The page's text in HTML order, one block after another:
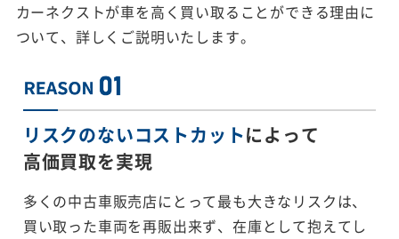
カーネクストが車を高く買い取ることができる理由に
ついて、詳しくご説明いたします。
リスクのないコストカットによって
高価買取を実現
多くの中古車販売店にとって最も大きなリスクは、
買い取った車両を再販出来ず、在庫として抱えてし